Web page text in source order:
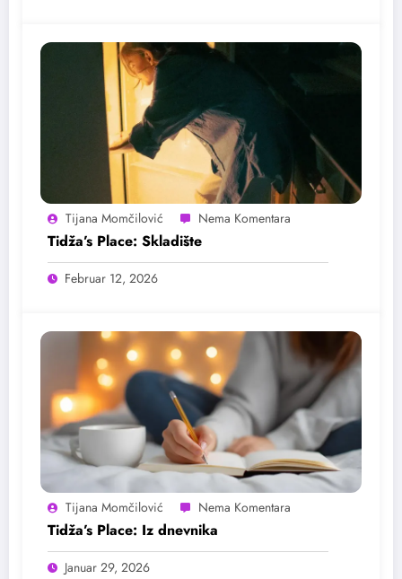
Tijana Momčilović
Tidža’s Place: Skladište
Februar 12, 2026
Tijana Momčilović
Tidža’s Place: Iz dnevnika
Januar 29, 2026